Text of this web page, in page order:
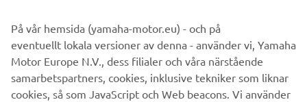
FAQ & SUPPORT
NYHETSBREV
På vår hemsida (yamaha-motor.eu) - och på
eventuellt lokala versioner av denna - använder vi, Yamaha
Motor Europe N.V., dess filialer och våra närstående
samarbetspartners, cookies, inklusive tekniker som liknar
cookies, så som JavaScript och Web beacons. Vi använder